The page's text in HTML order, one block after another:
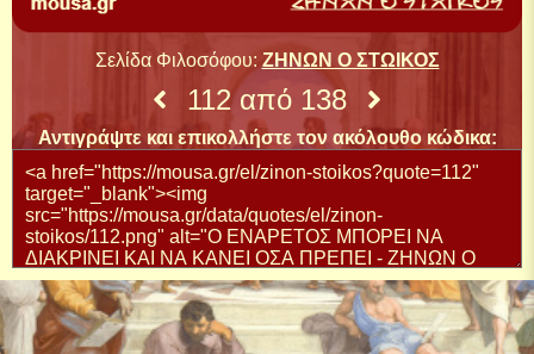
Σελίδα Φιλοσόφου: ΖΗΝΩΝ Ο ΣΤΩΙΚΟΣ
112 από 138
Αντιγράψτε και επικολλήστε τον ακόλουθο κώδικα: